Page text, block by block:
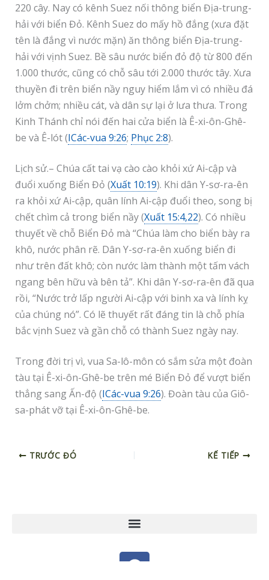
220 cây. Nay có kênh Suez nối thông biển Địa-trung-
hải với biển Đỏ. Kênh Suez do mấy hồ đắng (xưa đặt
tên là đắng vì nước mặn) ăn thông biển Địa-trung-
hải với vịnh Suez. Bề sâu nước biển đỏ độ từ 800 đến
1.000 thước, cũng có chỗ sâu tới 2.000 thước tây. Xưa
thuyền đi trên biển nầy nguy hiểm lắm vì có nhiều đá
lởm chởm; nhiều cát, và dân sự lại ở lưa thưa. Trong
Kinh Thánh chỉ nói đến hai cửa biển là Ê-xi-ôn-Ghê-
be và Ê-lót (ICác-vua 9:26; Phục 2:8).
Lịch sử.– Chúa cất tai vạ cào cào khỏi xứ Ai-cập và
đuổi xuống Biển Đỏ (Xuất 10:19). Khi dân Y-sơ-ra-ên
ra khỏi xứ Ai-cập, quân lính Ai-cập đuổi theo, song bị
chết chìm cả trong biển nầy (Xuất 15:4,22). Có nhiều
thuyết về chỗ Biển Đỏ mà “Chúa làm cho biển bày ra
khô, nước phân rẽ. Dân Y-sơ-ra-ên xuống biển đi
như trên đất khô; còn nước làm thành một tấm vách
ngang bên hữu và bên tả”. Khi dân Y-sơ-ra-ên đã qua
rồi, “Nước trở lấp người Ai-cập với binh xa và lính kỵ
của chúng nó”. Có lẽ thuyết rất đáng tin là chỗ phía
bắc vịnh Suez và gần chỗ có thành Suez ngày nay.
Trong đời trị vì, vua Sa-lô-môn có sắm sửa một đoàn
tàu tại Ê-xi-ôn-Ghê-be trên mé Biển Đỏ để vượt biển
thẳng sang Ấn-độ (ICác-vua 9:26). Đoàn tàu của Giô-
sa-phát vỡ tại Ê-xi-ôn-Ghê-be.
TRƯỚC ĐÓ KẾ TIẾP
F